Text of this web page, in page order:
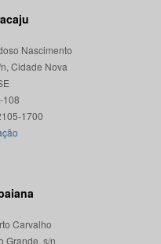
Nascimento
Cidade Nova
108
Carvalho
Grande, s/n